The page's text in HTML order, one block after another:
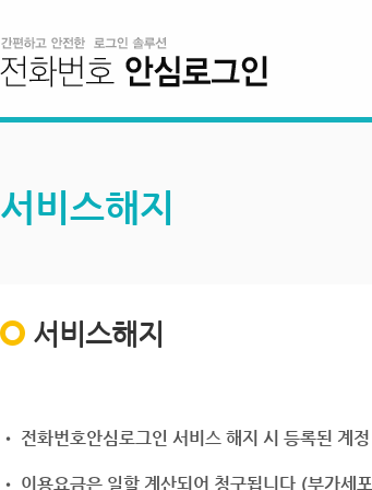
서비스해지
서비스해지
• 전화번호안심로그인 서비스 해지 시 등록된 계
• 이용요금은 일할 계산되어 청구됩니다.(부가세